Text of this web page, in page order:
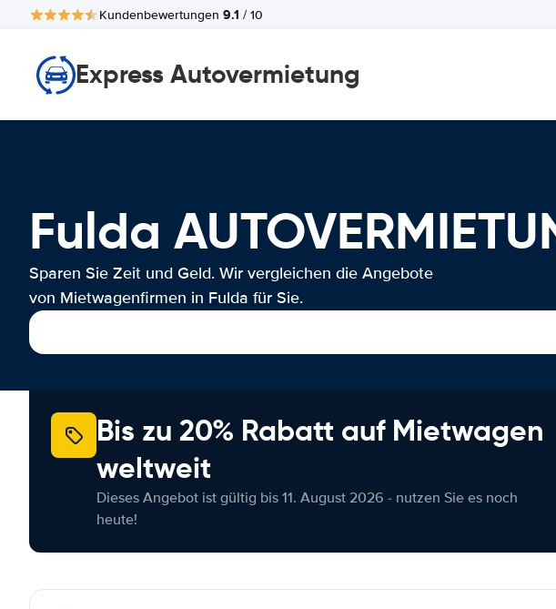
Kundenbewertungen 9.1 / 10
Express Autovermietung
Fulda
Sparen Sie Zeit und Geld. Wir vergleichen die Angebote
von Mietwagenfirmen in Fulda für Sie.
Bis zu 20% Rabatt auf Mietwagen
weltweit
Dieses Angebot ist gültig bis 11. August 2026 - nutzen Sie es noch
heute!